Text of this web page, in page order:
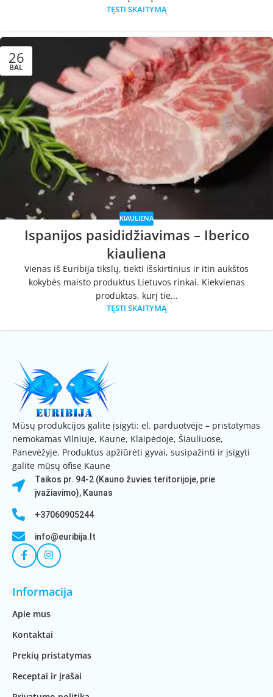
TĘSTI SKAITYMĄ
26
BAL
KIAULIENA
Ispanijos pasididžiavimas – Iberico
kiauliena
Vienas iš Euribija tikslų, tiekti išskirtinius ir itin aukštos
kokybės maisto produktus Lietuvos rinkai. Kiekvienas
produktas, kurį tie...
TĘSTI SKAITYMĄ
Mūsų produkcijos galite įsigyti: el. parduotvėje – pristatymas
nemokamas Vilniuje, Kaune, Klaipėdoje, Šiauliuose,
Panevėžyje. Produktus apžiūrėti gyvai, susipažinti ir įsigyti
galite mūsų ofise Kaune
Taikos pr. 94-2 (Kauno žuvies teritorijoje, prie
įvažiavimo), Kaunas
+37060905244
info@euribija.lt
Informacija
Apie mus
Kontaktai
Prekių pristatymas
Receptai ir įrašai